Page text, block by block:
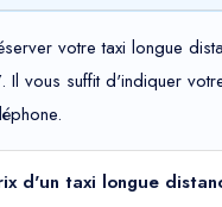
votre taxi longue
vous suffit d'indiquer
d'un taxi longue